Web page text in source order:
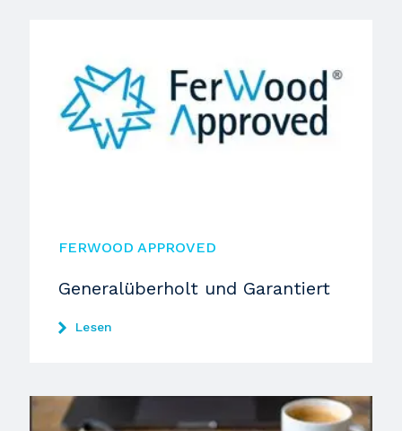
FERWOOD APPROVED
Generalüberholt und Garantiert
Lesen